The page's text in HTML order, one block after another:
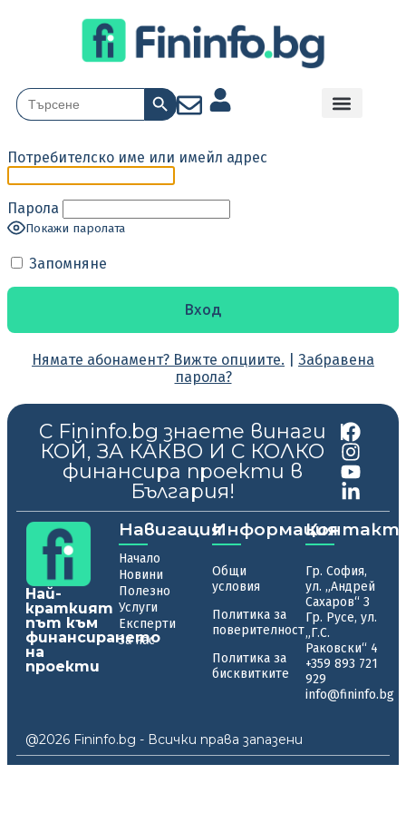
Search
for:
Search Button
Потребителско име или имейл адрес
Парола
Покажи паролата
Запомняне
Нямате абонамент? Вижте опциите.
Забравена
парола?
С Fininfo.bg знаете винаги
КОЙ, ЗА КАКВО И С КОЛКО
финансира проекти в
България!
|
Най-
краткият
път към
финансирането
на
проекти
Навигация
Начало
Новини
Полезно
Услуги
Експерти
За нас
Информация
Общи
условия
Политика за
поверителност
Политика за
бисквитките
Гр. София,
ул. „Андрей
Сахаров“ 3
Гр. Русе, ул.
„Г.С.
Раковски“ 4
+359 893 721
929
info@fininfo.bg
@2026 Fininfo.bg - Всички права запазени